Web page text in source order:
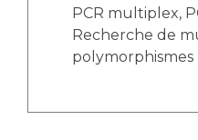
PCR multiplex,
Recherche de